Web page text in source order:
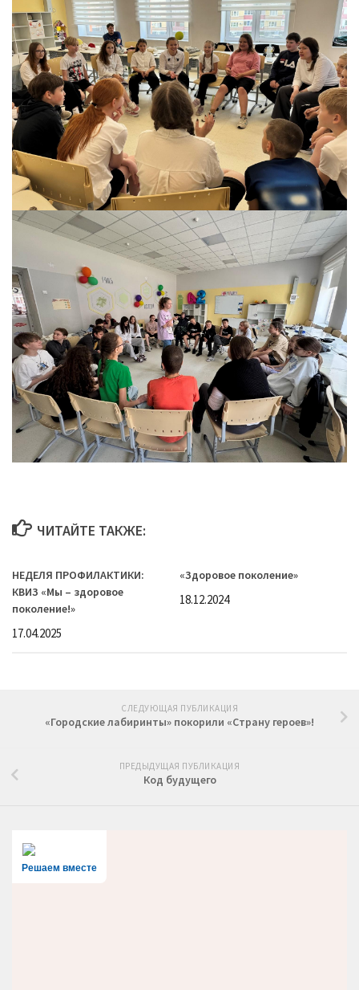
ЧИТАЙТЕ ТАКЖЕ:
НЕДЕЛЯ ПРОФИЛАКТИКИ:
КВИЗ «Мы – здоровое
поколение!»
17.04.2025
«Здоровое поколение»
18.12.2024
СЛЕДУЮЩАЯ ПУБЛИКАЦИЯ
«Городские лабиринты» покорили «Страну героев»!
ПРЕДЫДУЩАЯ ПУБЛИКАЦИЯ
Код будущего
Решаем вместе